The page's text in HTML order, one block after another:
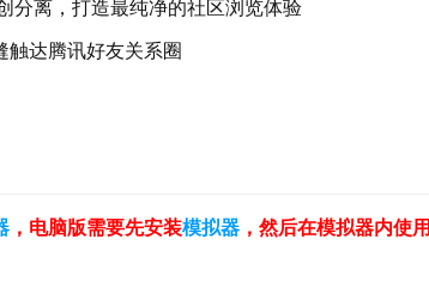
离，打造最纯净的社区浏览体验
达腾讯好友关系圈
，电脑版需要先安装模拟器 ，然后在模拟器内使用